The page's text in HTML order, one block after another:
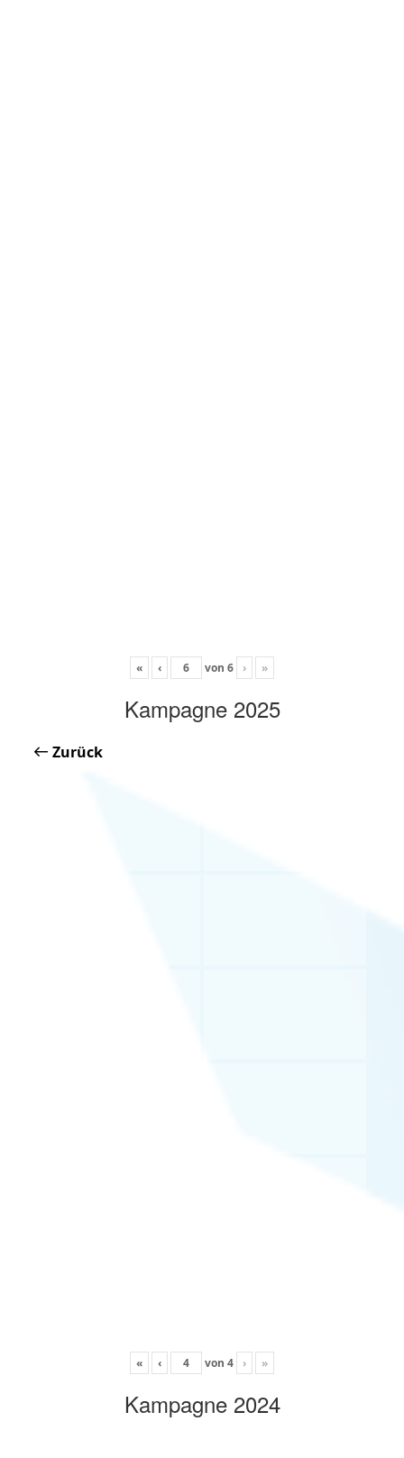
« ‹ von 6 › »
Kampagne 2025
Zurück
« ‹ von 4 › »
Kampagne 2024